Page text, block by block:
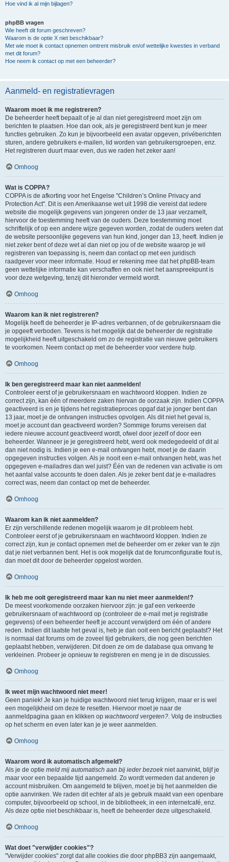
Hoe vind ik al mijn bijlagen?
phpBB vragen
Wie heeft dit forum geschreven?
Waarom is de optie X niet beschikbaar?
Met wie moet ik contact opnemen omtrent misbruik en/of wettelijke kwesties in verband
met dit forum?
Hoe neem ik contact op met een beheerder?
Aanmeld- en registratievragen
Waarom moet ik me registreren?
De beheerder heeft bepaalt of je al dan niet geregistreerd moet zijn om
berichten te plaatsen. Hoe dan ook, als je geregistreerd bent kun je meer
functies gebruiken. Zo kun je bijvoorbeeld een avatar opgeven, privéberichten
sturen, andere gebruikers e-mailen, lid worden van gebruikersgroepen, enz.
Het registreren duurt maar even, dus we raden het zeker aan!
Omhoog
Wat is COPPA?
COPPA is de afkorting voor het Engelse "Children’s Online Privacy and
Protection Act". Dit is een Amerikaanse wet uit 1998 die vereist dat iedere
website die mogelijk gegevens van jongeren onder de 13 jaar verzamelt,
hiervoor de toestemming heeft van de ouders. Deze toestemming moet
schriftelijk of op een andere wijze gegeven worden, zodat de ouders weten dat
de website persoonlijke gegevens van hun kind, jonger dan 13, heeft. Indien je
niet zeker bent of deze wet al dan niet op jou of de website waarop je wil
registreren van toepassing is, neem dan contact op met een juridisch
raadgever voor meer informatie. Houd er rekening mee dat het phpBB-team
geen wettelijke informatie kan verschaffen en ook niet het aanspreekpunt is
voor deze wetgeving, tenzij dit hieronder vermeld wordt.
Omhoog
Waarom kan ik niet registreren?
Mogelijk heeft de beheerder je IP-adres verbannen, of de gebruikersnaam die
je opgeeft verboden. Tevens is het mogelijk dat de beheerder de registratie
mogelijkheid heeft uitgeschakeld om zo de registratie van nieuwe gebruikers
te voorkomen. Neem contact op met de beheerder voor verdere hulp.
Omhoog
Ik ben geregistreerd maar kan niet aanmelden!
Controleer eerst of je gebruikersnaam en wachtwoord kloppen. Indien ze
correct zijn, kan één of meerdere zaken hiervan de oorzaak zijn. Indien COPPA
geactiveerd is en je tijdens het registratieproces opgaf dat je jonger bent dan
13 jaar, moet je de ontvangen instructies opvolgen. Als dit niet het geval is,
moet je account dan geactiveerd worden? Sommige forums vereisen dat
iedere nieuwe account geactiveerd wordt, ofwel door jezelf of door een
beheerder. Wanneer je je geregistreerd hebt, werd ook medegedeeld of dit al
dan niet nodig is. Indien je een e-mail ontvangen hebt, moet je de daarin
opgegeven instructies volgen. Als je nooit een e-mail ontvangen hebt, was het
opgegeven e-mailadres dan wel juist? Één van de redenen van activatie is om
het aantal valse accounts te doen dalen. Als je zeker bent dat je e-mailadres
correct was, neem dan contact op met de beheerder.
Omhoog
Waarom kan ik niet aanmelden?
Er zijn verschillende redenen mogelijk waarom je dit probleem hebt.
Controleer eerst of je gebruikersnaam en wachtwoord kloppen. Indien ze
correct zijn, kun je contact opnemen met de beheerder om er zeker van te zijn
dat je niet verbannen bent. Het is ook mogelijk dat de forumconfiguratie fout is,
dan moet dit door de beheerder opgelost worden.
Omhoog
Ik heb me ooit geregistreerd maar kan nu niet meer aanmelden!?
De meest voorkomende oorzaken hiervoor zijn: je gaf een verkeerde
gebruikersnaam of wachtwoord op (controleer de e-mail met je registratie
gegevens) of een beheerder heeft je account verwijderd om één of andere
reden. Indien dit laatste het geval is, heb je dan ooit een bericht geplaatst? Het
is normaal dat forums om de zoveel tijd gebruikers, die nog geen berichten
geplaatst hebben, verwijderen. Dit doen ze om de database qua omvang te
verkleinen. Probeer je opnieuw te registreren en meng je in de discussies.
Omhoog
Ik weet mijn wachtwoord niet meer!
Geen paniek! Je kan je huidige wachtwoord niet terug krijgen, maar er is wel
een mogelijkheid om deze te resetten. Hiervoor moet je naar de
aanmeldpagina gaan en klikken op wachtwoord vergeten?. Volg de instructies
op het scherm en even later kan je je weer aanmelden.
Omhoog
Waarom word ik automatisch afgemeld?
Als je de optie meld mij automatisch aan bij ieder bezoekniet aanvinkt, blijf je
maar voor een bepaalde tijd aangemeld. Zo wordt vermeden dat anderen je
account misbruiken. Om aangemeld te blijven, moet je bij het aanmelden die
optie aanvinken. We raden dit echter af als je gebruik maakt van een openbare
computer, bijvoorbeeld op school, in de bibliotheek, in een internetcafé, enz.
Als deze optie niet beschikbaar is, heeft de beheerder deze uitgeschakeld.
Omhoog
Wat doet "verwijder cookies"?
"Verwijder cookies" zorgt dat alle cookies die door phpBB3 zijn aangemaakt,